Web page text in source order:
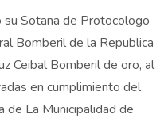
Sotana de Protocologo
Bomberil de la Republica
Ceibal Bomberil de oro, al
en cumplimiento del
de La Municipalidad de